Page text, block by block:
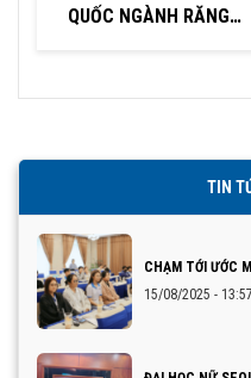
QUỐC NGÀNH RĂNG
TIN
CHẠM TỚI ƯỚC
15/08/2025 - 13:57